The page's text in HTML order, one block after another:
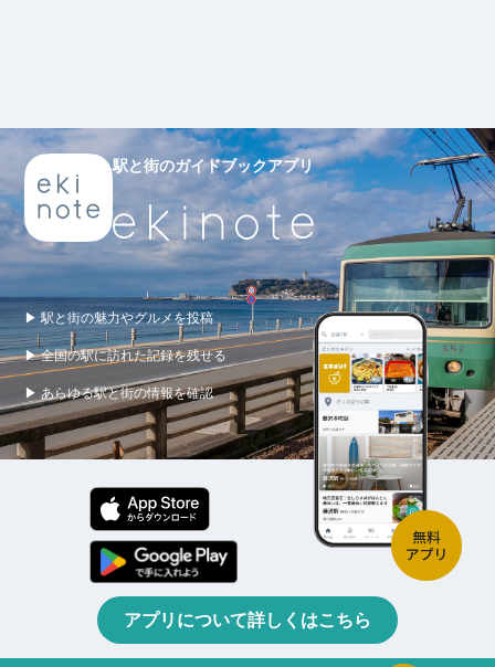
駅と街のガイドブックアプリ
▶ 駅と街の魅力やグルメを投稿
▶ 全国の駅に訪れた記録を残せる
▶ あらゆる駅と街の情報を確認
アプリについて詳しくはこちら